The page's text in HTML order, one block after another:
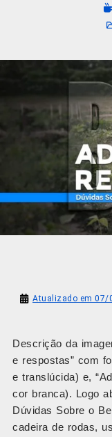
Atualizado em 07/
Descrição da
e respostas” com
e translúcida) e,
cor branca). Logo
Dúvidas Sobre o
cadeira de rodas,